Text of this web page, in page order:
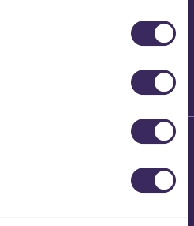
Brennt Vanneste